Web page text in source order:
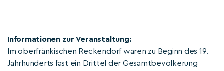
Informationen zur Veranstaltung:
Im oberfränkischen Reckendorf waren zu Beginn des 19.
Jahrhunderts fast ein Drittel der Gesamtbevölkerung